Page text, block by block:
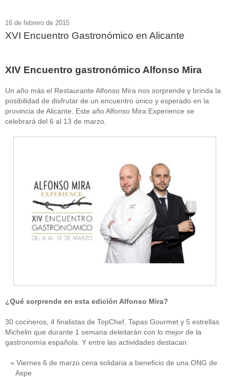
16 de febrero de 2015
XVI Encuentro Gastronómico en Alicante
XIV Encuentro gastronómico Alfonso Mira
Un año más el Restaurante Alfonso Mira nos sorprende y brinda la
posibilidad de disfrutar de un encuentro único y esperado en la
provincia de Alicante. Este año Alfonso Mira Experience se
celebrará del 6 al 13 de marzo.
¿Qué sorprende en esta edición Alfonso Mira?
30 cocineros, 4 finalistas de TopChef, Tapas Gourmet y 5 estrellas
Michelin que durante 1 semana deleitarán con lo mejor de la
gastronomía española. Y entre las actividades destacan:
Viernes 6 de marzo cena solidaria a beneficio de una ONG de
Aspe